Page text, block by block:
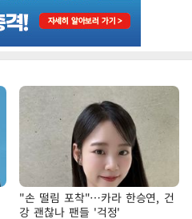
"손 떨림 포착"…카라 한승연, 건
강 괜찮나 팬들 '걱정'